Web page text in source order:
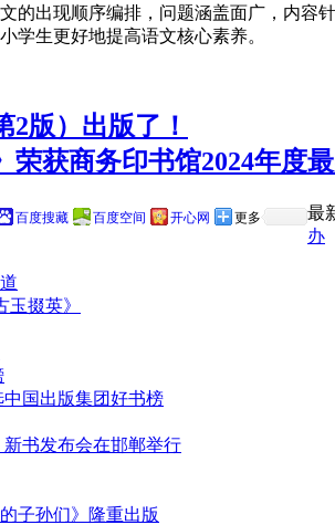
的出现顺序编排，问题涵盖面广，内
学生更好地提高语文核心素养。
2版）出版了！
荣获商务印书馆2024年度
百度搜藏 百度空间 开心网 更多 最
办
掇英》
国出版集团好书榜
书发布会在邯郸举行
子孙们》隆重出版